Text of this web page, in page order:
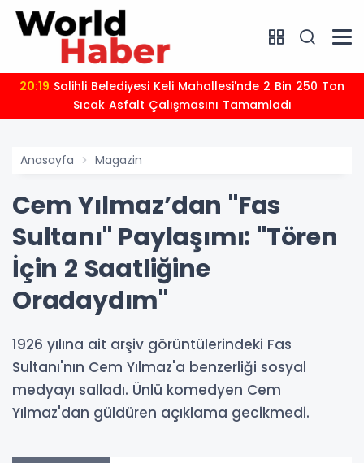
20:19
Sıcak Asfalt Çalışmasını Tamamladı
Anasayfa Magazin
Cem Yılmaz’dan "Fas
Sultanı" Paylaşımı: "Tören
İçin 2 Saatliğine
Oradaydım"
1926 yılına ait arşiv görüntülerindeki Fas
Sultanı'nın Cem Yılmaz'a benzerliği sosyal
medyayı salladı. Ünlü komedyen Cem
Yılmaz'dan güldüren açıklama gecikmedi.